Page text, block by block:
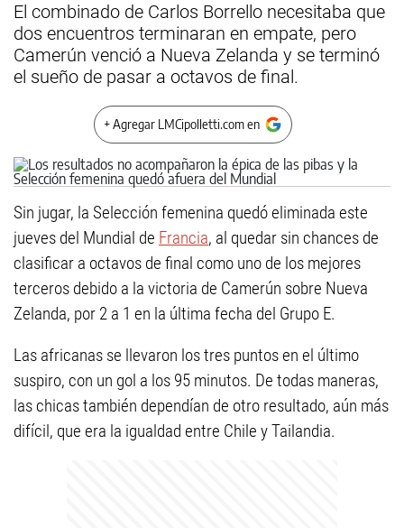
El combinado de Carlos Borrello necesitaba que
dos encuentros terminaran en empate, pero
Camerún venció a Nueva Zelanda y se terminó
el sueño de pasar a octavos de final.
+ Agregar LMCipolletti.com en
Sin jugar, la Selección femenina quedó eliminada este
jueves del Mundial de Francia, al quedar sin chances de
clasificar a octavos de final como uno de los mejores
terceros debido a la victoria de Camerún sobre Nueva
Zelanda, por 2 a 1 en la última fecha del Grupo E.
Las africanas se llevaron los tres puntos en el último
suspiro, con un gol a los 95 minutos. De todas maneras,
las chicas también dependían de otro resultado, aún más
difícil, que era la igualdad entre Chile y Tailandia.